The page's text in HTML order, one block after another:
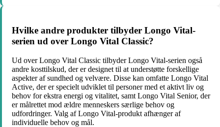
Hvilke andre produkter tilbyder Longo Vital-
serien ud over Longo Vital Classic?
Ud over Longo Vital Classic tilbyder Longo Vital-serien også
andre kosttilskud, der er designet til at understøtte forskellige
aspekter af sundhed og velvære. Disse kan omfatte Longo Vital
Active, der er specielt udviklet til personer med et aktivt liv og
behov for ekstra energi og vitalitet, samt Longo Vital Senior, der
er målrettet mod ældre menneskers særlige behov og
udfordringer. Valg af Longo Vital-produkt afhænger af
individuelle behov og mål.